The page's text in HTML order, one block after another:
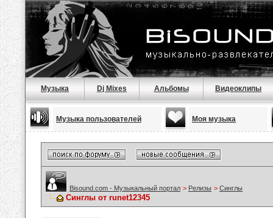
Музыка Dj Mixes Альбомы Видеоклипы
Музыка пользователей Моя музыка
Bisound.com - Музыкальный портал > Релизы > Синглы
Синглы от runet12345